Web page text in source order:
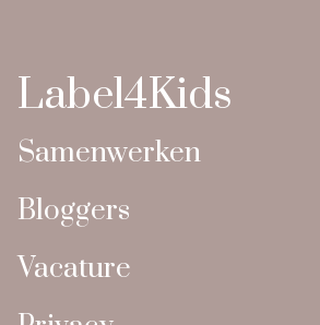
Label4Kids
Samenwerken
Bloggers
Vacature